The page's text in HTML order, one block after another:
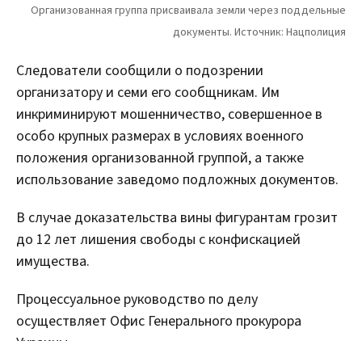
Следователи сообщили о подозрении
организатору и семи его сообщникам. Им
инкриминируют мошенничество, совершенное в
особо крупных размерах в условиях военного
положения организованной группой, а также
использование заведомо подложных документов.
В случае доказательства вины фигурантам грозит
до 12 лет лишения свободы с конфискацией
имущества.
Процессуальное руководство по делу
осуществляет Офис Генерального прокурора